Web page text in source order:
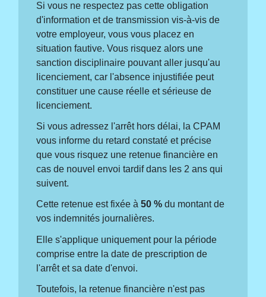
Si vous ne respectez pas cette obligation
d'information et de transmission vis-à-vis de
votre employeur, vous vous placez en
situation fautive. Vous risquez alors une
sanction disciplinaire pouvant aller jusqu'au
licenciement, car l'absence injustifiée peut
constituer une cause réelle et sérieuse de
licenciement.
Si vous adressez l'arrêt hors délai, la CPAM
vous informe du retard constaté et précise
que vous risquez une retenue financière en
cas de nouvel envoi tardif dans les 2 ans qui
suivent.
Cette retenue est fixée à50 % du montant de
vos indemnités journalières.
Elle s'applique uniquement pour la période
comprise entre la date de prescription de
l'arrêt et sa date d'envoi.
Toutefois, la retenue financière n'est pas